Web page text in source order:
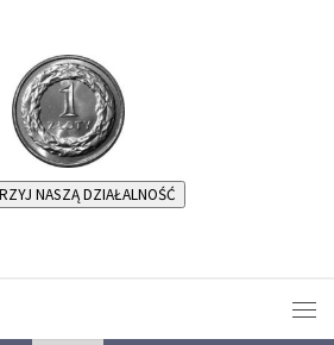
NASZĄ DZIAŁALNOŚĆ